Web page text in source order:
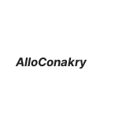
AlloConakry